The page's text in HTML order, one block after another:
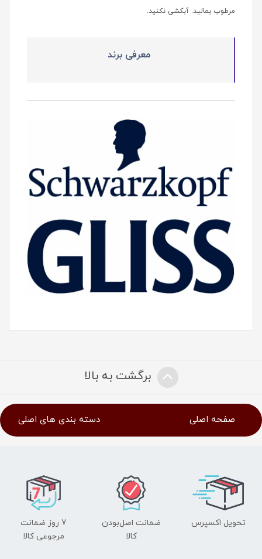
مرطوب بمالید. آبکشی نکنید.
معرفی برند
برگشت به بالا
صفحه اصلی دسته بندی های اصلی
تحویل اکسپرس
ضمانت اصل‌بودن
کالا
7 روز ضمانت
مرجوعی کالا